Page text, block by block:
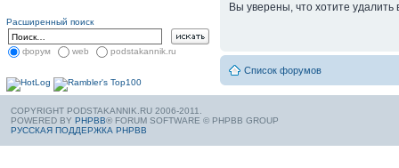
Расширенный поиск
форум web podstakannik.ru
Вы уверены, что хотите
Список форумов
COPYRIGHT PODSTAKANNIK.RU 2006-2011.
POWERED BY PHPBB® FORUM SOFTWARE © PHPBB GROUP
РУССКАЯ ПОДДЕРЖКА PHPBB